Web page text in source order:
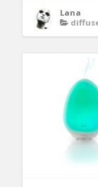
Lana
diffuseur